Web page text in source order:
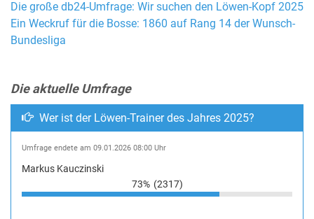
Die große db24-Umfrage: Wir suchen den Löwen-Kopf 2025
Ein Weckruf für die Bosse: 1860 auf Rang 14 der Wunsch-
Bundesliga
Die aktuelle Umfrage
Wer ist der Löwen-Trainer des Jahres 2025?
Umfrage endete am 09.01.2026 08:00 Uhr
Markus Kauczinski
73% (2317)